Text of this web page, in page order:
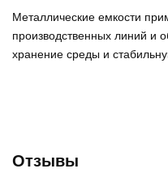
Металлические емкости
производственных линий и
хранение среды и
Отзывы